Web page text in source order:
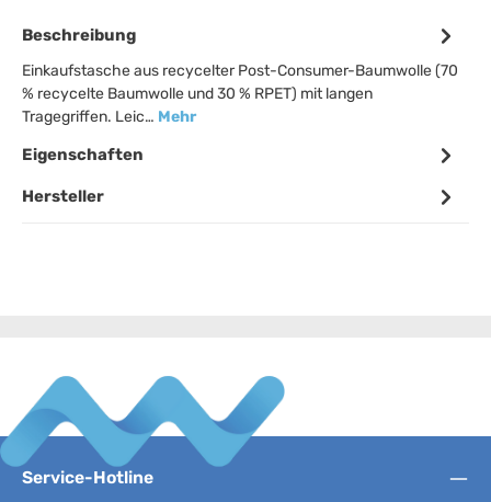
Beschreibung
Einkaufstasche aus recycelter Post-Consumer-Baumwolle (70
% recycelte Baumwolle und 30 % RPET) mit langen
Tragegriffen. Leic… Mehr
Eigenschaften
Hersteller
Service-Hotline